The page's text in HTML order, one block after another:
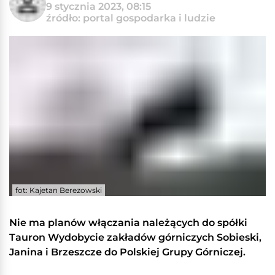
9 stycznia 2023, 08:15
źródło: portal gospodarka i ludzie
fot: Kajetan Berezowski
Nie ma planów włączania należących do spółki
Tauron Wydobycie zakładów górniczych Sobieski,
Janina i Brzeszcze do Polskiej Grupy Górniczej.